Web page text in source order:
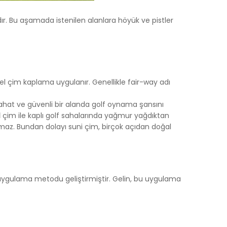
Bu aşamada istenilen alanlara höyük ve pistler
çim kaplama uygulanır. Genellikle fair-way adı
ve güvenli bir alanda golf oynama şansını
ile kaplı golf sahalarında yağmur yağdıktan
Bundan dolayı suni çim, birçok açıdan doğal
metodu geliştirmiştir. Gelin, bu uygulama
Gizlilik